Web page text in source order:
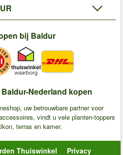
bij Baldur
Nederland kopen
uw betrouwbare partner voor
vindt u vele planten-toppers
terras en kamer.
Thuiswinkel Privacy